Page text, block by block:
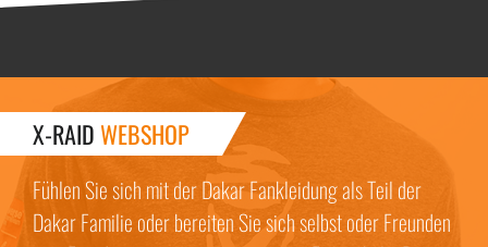
X-RAIDWEBSHOP
Fühlen Sie sich mit der Dakar Fankleidung als Teil der
Dakar Familie oder bereiten Sie sich selbst oder Freunden